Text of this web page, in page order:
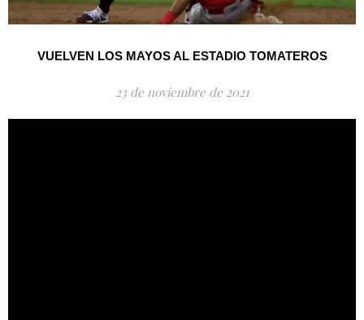
VUELVEN LOS MAYOS AL ESTADIO TOMATEROS
23 de noviembre de 2021